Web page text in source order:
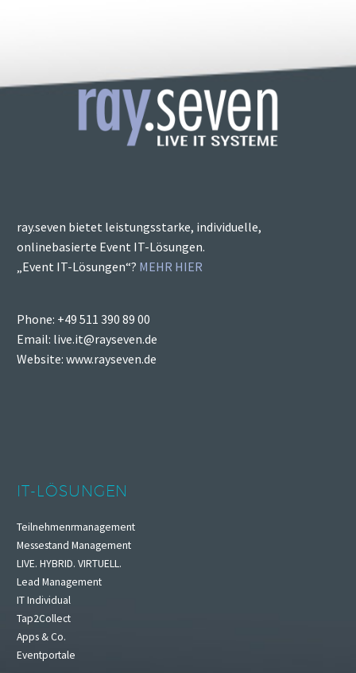
ray.seven bietet leistungsstarke, individuelle,
onlinebasierte Event IT-Lösungen.
„Event IT-Lösungen“? MEHR HIER
Phone: +49 511 390 89 00
Email: live.it@rayseven.de
Website: www.rayseven.de
IT-LÖSUNGEN
Teilnehmenrmanagement
Messestand Management
LIVE. HYBRID. VIRTUELL.
Lead Management
IT Individual
Tap2Collect
Apps & Co.
Eventportale